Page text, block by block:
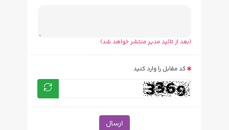
(بعد از تائید مدیر منتشر خواهد شد)
کد مقابل را وارد کنید
ارسال